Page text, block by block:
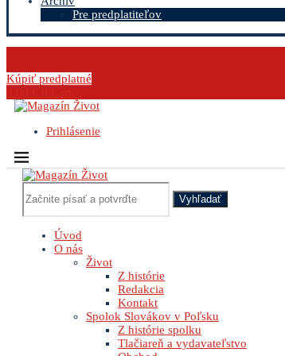
Pre predplatiteľov
Kúpiť predplatné
Prihlásenie
Vyhľadať
Úvod
O nás
Život
Z histórie
Redakcia
Kontakt
Spolok Slovákov v Poľsku
Z histórie spolku
Tlačiareň a vydavateľstvo